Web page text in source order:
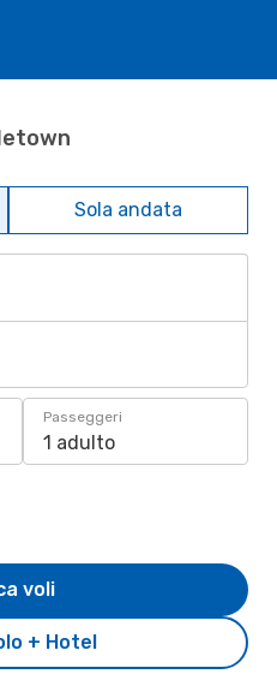
Sola andata
Passeggeri
1 adulto
+ Hotel
voli